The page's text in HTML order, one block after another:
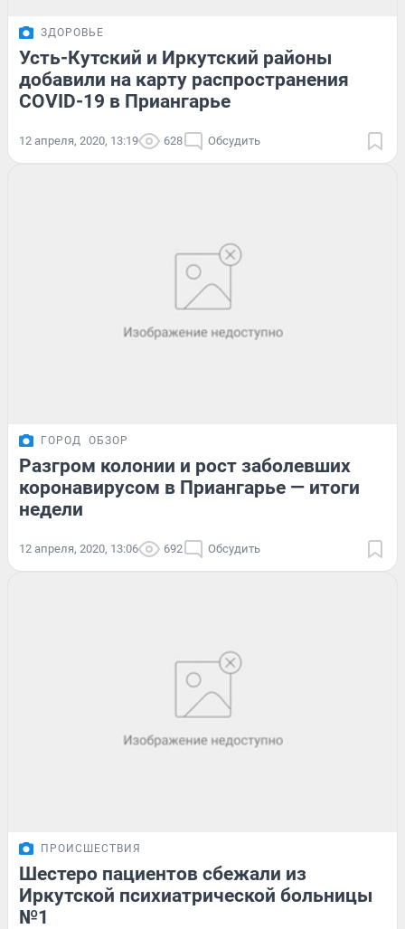
ЗДОРОВЬЕ
Усть-Кутский и Иркутский районы
добавили на карту распространения
COVID-19 в Приангарье
12 апреля, 2020, 13:19 628 Обсудить
ГОРОД ОБЗОР
Разгром колонии и рост заболевших
коронавирусом в Приангарье — итоги
недели
12 апреля, 2020, 13:06 692 Обсудить
ПРОИСШЕСТВИЯ
Шестеро пациентов сбежали из
Иркутской психиатрической больницы
№1